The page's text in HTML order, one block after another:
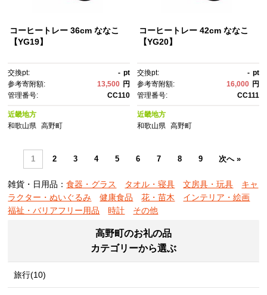
コーヒートレー 36cm ななこ
【YG19】
交換pt: - pt
参考寄附額:
13,500 円
管理番号:
CC110
近畿地方
和歌山県
高野町
コーヒートレー 42cm ななこ
【YG20】
交換pt: - pt
参考寄附額:
16,000 円
管理番号:
CC111
近畿地方
和歌山県 高野町
1 2 3 4 5 6 7 8 9 次へ »
雑貨・日用品：食器・グラス タオル・寝具 文房具・玩具
キャ
ラクター・ぬいぐるみ
健康食品 花・苗木
インテリア・絵画
福祉・バリアフリー用品
時計 その他
高野町のお礼の品
カテゴリーから選ぶ
旅行(10)